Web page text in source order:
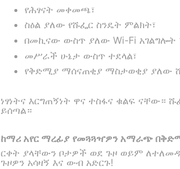
የሕፃናት መቀመጫ፣
ስዕል ያለው የሹፌር ስንዴት ምልክት፣
በመኪናው ውስጥ ያለው Wi-Fi አገልግሎት
መሥራች ሁኔታ ውስጥ ተደላል፣
የቅድሚያ ማሰናጠቂያ ማስታወቂያ ያለው
ነፃነትና እርግጠኝነት ዋና ተስፋና ቁልፍ ናቸው።
ይሰጣል።
ከማሪ አየር ማረፊያ የመጓጓዣዎን አማራጭ
ርቀት ያላቸውን ቦታዎች ወደ ጉዞ ወይም ለተለመዱ
ጉዞዎን አሳዛኝ እና ውብ አድርጉ!